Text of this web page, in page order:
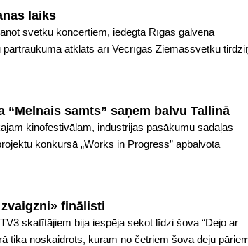
laiks
svētku koncertiem, iedegta Rīgas galvenā
atklāts arī Vecrīgas Ziemassvētku
“Melnais samts” saņem balvu Tallinā
kinofestivālam, industrijas pasākumu sadaļas
konkursā „Works in Progress” apbalvota
finālisti
skatītājiem bija iespēja sekot līdzi šova “Dejo ar
tika noskaidrots, kuram no četriem šova deju